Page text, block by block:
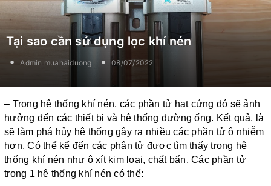
Tại sao cần sử dụng lọc khí nén
Admin muahaiduong 08/07/2022
– Trong hệ thống khí nén, các phần tử hạt cứng đó sẽ ảnh
hưởng đến các thiết bị và hệ thống đường ống. Kết quả, là
sẽ làm phá hủy hệ thống gây ra nhiều các phần tử ô nhiễm
hơn. Có thể kể đến các phân tử được tìm thấy trong hệ
thống khí nén như ô xít kim loại, chất bẩn. Các phần tử
trong 1 hệ thống khí nén có thể: